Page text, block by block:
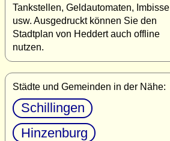
Tankstellen, Geldautomaten, Imbisse
usw. Ausgedruckt können Sie den
Stadtplan von Heddert auch offline
nutzen.
Städte und Gemeinden in der Nähe:
Schillingen
Hinzenburg